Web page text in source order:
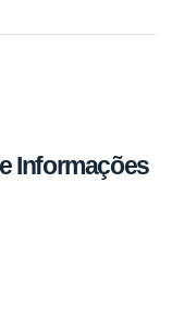
Informações